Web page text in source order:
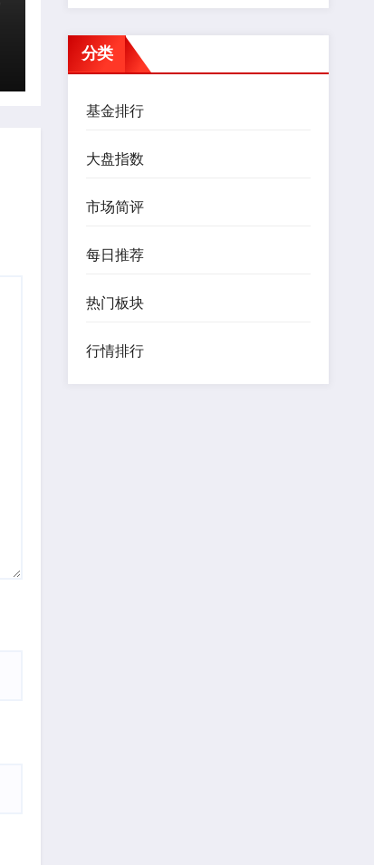
分类
基金排行
大盘指数
市场简评
每日推荐
热门板块
行情排行